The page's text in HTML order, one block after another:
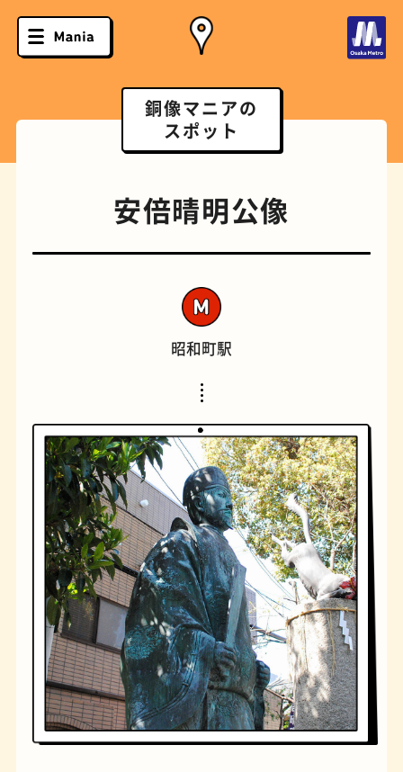
スポーツバー
ナポリタン
銅像マニアの
スポット
安倍晴明公像
昭和町駅